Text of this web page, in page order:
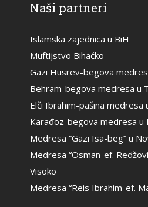
Naši partneri
Islamska zajednica u BiH
Muftijstvo Bihaćko
Gazi Husrev-begova
Behram-begova medresa u
Elči Ibrahim-pašina medresa
Karađoz-begova medresa u
Medresa “Gazi Isa-beg” u
Medresa “Osman-ef.
Visoko
Medresa “Reis Ibrahim-ef.